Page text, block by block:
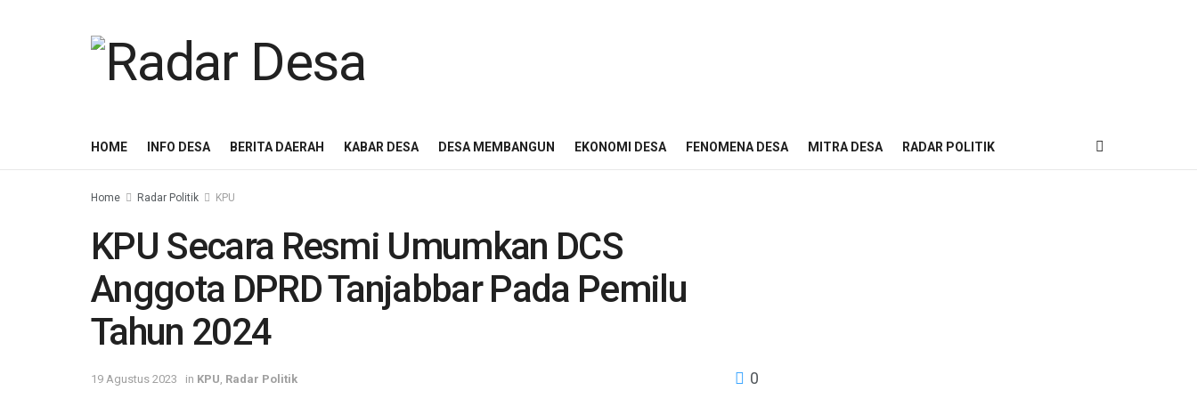
HOME INFO DESA BERITA DAERAH KABAR DESA DESA MEMBANGUN EKONOMI DESA FENOMENA DESA MITRA DESA RADAR POLITIK
Home Radar Politik KPU
KPU Secara Resmi Umumkan DCS
Anggota DPRD Tanjabbar Pada Pemilu
Tahun 2024
19 Agustus 2023 in KPU Radar Politik 0